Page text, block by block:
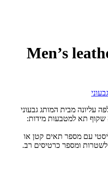
Men’s
עליונה מבית המותג גבעוני
תא שקוף תא למטבעות מידות:
עם מספר תאים קטן או
לשטרות ומספר כרטיסים רב.